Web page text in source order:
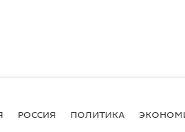
РОССИЯ ПОЛИТИКА